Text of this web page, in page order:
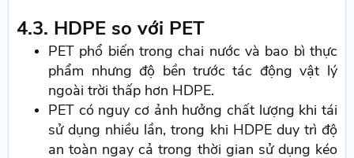
4.3. HDPE so với PET
PET phổ biến trong chai nước và bao bì thực
phẩm nhưng độ bền trước tác động vật lý
ngoài trời thấp hơn HDPE.
PET có nguy cơ ảnh hưởng chất lượng khi tái
sử dụng nhiều lần, trong khi HDPE duy trì độ
an toàn ngay cả trong thời gian sử dụng kéo